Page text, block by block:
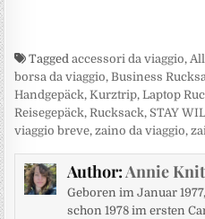
Taggedaccessori da viaggio,
borsa da viaggio,Business
Handgepäck,Kurztrip,Laptop
Reisegepäck,Rucksack, STAY
viaggio breve,zaino da viaggio,
Author:Annie
Geboren im Januar
schon 1978 im ersten